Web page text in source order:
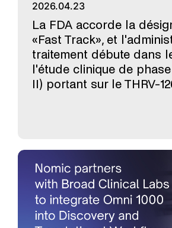
2026.04.23
La FDA accorde la
«Fast Track», et
traitement débute dans
l'étude clinique de
II) portant sur le THRV-